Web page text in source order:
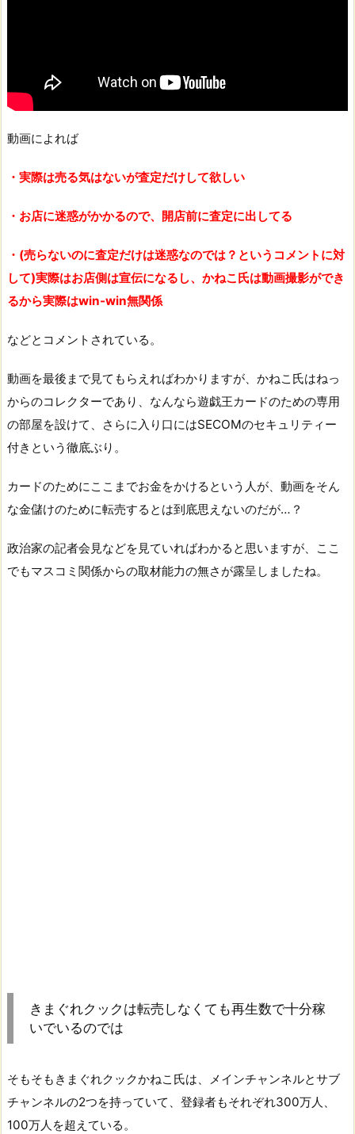
動画によれば
・実際は売る気はないが査定だけして欲しい
・お店に迷惑がかかるので、開店前に査定に出してる
・(売らないのに査定だけは迷惑なのでは？というコメントに対
して)実際はお店側は宣伝になるし、かねこ氏は動画撮影ができ
るから実際はwin-win無関係
などとコメントされている。
動画を最後まで見てもらえればわかりますが、かねこ氏はねっ
からのコレクターであり、なんなら遊戯王カードのための専用
の部屋を設けて、さらに入り口にはSECOMのセキュリティー
付きという徹底ぶり。
カードのためにここまでお金をかけるという人が、動画をそん
な金儲けのために転売するとは到底思えないのだが…？
政治家の記者会見などを見ていればわかると思いますが、ここ
でもマスコミ関係からの取材能力の無さが露呈しましたね。
きまぐれクックは転売しなくても再生数で十分稼
いでいるのでは
そもそもきまぐれクックかねこ氏は、メインチャンネルとサブ
チャンネルの2つを持っていて、登録者もそれぞれ300万人、
100万人を超えている。